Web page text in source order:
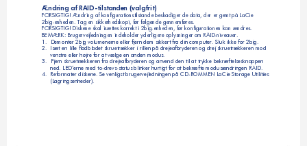
Ændring af RAID-tilstanden (valgfrit)
FORSIGTIG! Ændring af konfigurationstilstande beskadiger de data, der er gemt på LaCie
2big-enheden. Tag en sikkerhedskopi, før følgende gennemføres.
FORSIGTIG! Diskene skal isættes korrekt i 2big-enheden, før konfigurationen kan ændres.
BEMÆRK: Brugervejledningen indeholder yderligere oplysninger om RAID-niveauer.
1. Demonter 2big volumenerne eller fjern dem sikkert fra din computer. Sluk ikke for 2big.
2.
Isæt en lille fladbladet skruetrækker i rillen på drejeafbryderen og drej skruetrækkeren mod
venstre eller højre for at vælge en anden modus.
3.
Fjern skruetrækkeren fra drejeafbryderen og anvend den til at trykke bekræftelsesknappen
ned. LED’erne med to-drevs-status blinker hurtigt for at bekræfte modusændringen RAID.
4.
Reformater diskene. Se venligst brugervejledningen på CD-ROMMEN LaCie Storage Utilities
(Lagringsenheder).